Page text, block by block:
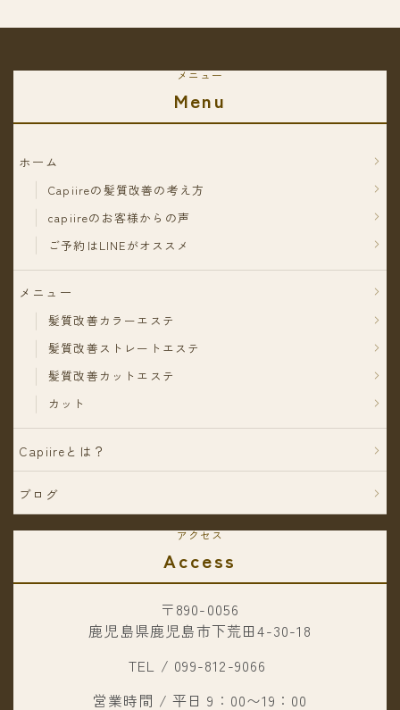
メニュー
Menu
ホーム
Capiireの髪質改善の考え方
capiireのお客様からの声
ご予約はLINEがオススメ
メニュー
髪質改善カラーエステ
髪質改善ストレートエステ
髪質改善カットエステ
カット
Capiireとは？
ブログ
アクセス
Access
〒890-0056
鹿児島県鹿児島市下荒田4-30-18
TEL / 099-812-9066
営業時間 / 平日 9：00〜19：00